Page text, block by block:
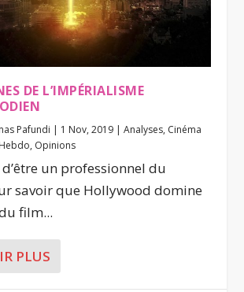
DE L’IMPÉRIALISME
Pafundi | 1 Nov, 2019 |Analyses, Cinéma
Hebdo, Opinions
un professionnel du
savoir que Hollywood domine
film...
PLUS